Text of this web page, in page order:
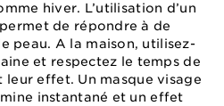
hiver. L’utilisation d’un
de répondre à de
peau. A la maison, utilisez-
et respectez le temps de
leur effet. Un masque visage
instantané et un effet